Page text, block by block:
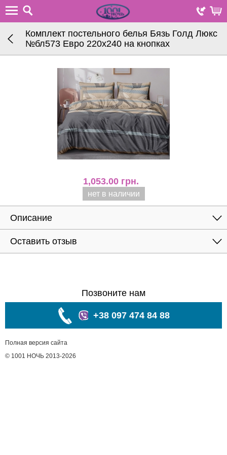
Комплект постельного белья Бязь Голд Люкс
№бл573 Евро 220х240 на кнопках
1,053.00 грн.
нет в наличии
Описание
Оставить отзыв
Позвоните нам
+38 097 474 84 88
Полная версия сайта
© 1001 НОЧЬ 2013-2026